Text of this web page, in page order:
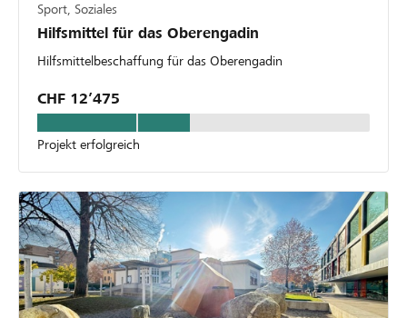
Sport, Soziales
Hilfsmittel für das Oberengadin
Hilfsmittelbeschaffung für das Oberengadin
CHF 12’475
Projekt erfolgreich